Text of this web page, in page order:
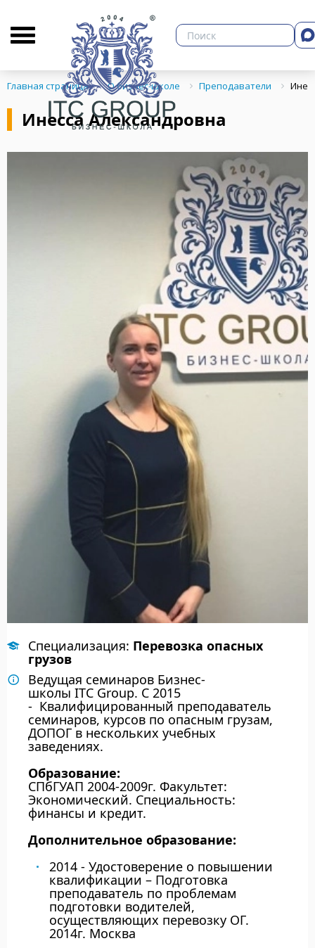
О бизнес-школе Библиотека
Главная страница О бизнес-школе Преподаватели
Инесса Александровна
Специализация: Перевозка опасных
грузов
Ведущая семинаров Бизнес-
школы ITC Group. С 2015
- Квалифицированный преподаватель
семинаров, курсов по опасным грузам,
ДОПОГ в нескольких учебных
заведениях.
Образование:
СПбГУАП 2004-2009г. Факультет:
Экономический. Специальность:
финансы и кредит.
Дополнительное образование:
2014 - Удостоверение о повышении
квалификации – Подготовка
преподаватель по проблемам
подготовки водителей,
осуществляющих перевозку ОГ.
2014г. Москва